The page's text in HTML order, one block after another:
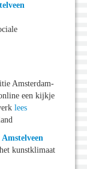
Amsterdam-
een kijkje
lees
kunstklimaat